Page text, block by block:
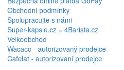
Obchodní podmínky
Spolupracujte s námi
Super-kapsle.cz = 4Barista.cz
Velkoobchod
Wacaco - autorizovaný prodejce
Cafelat - autorizovaní prodejce